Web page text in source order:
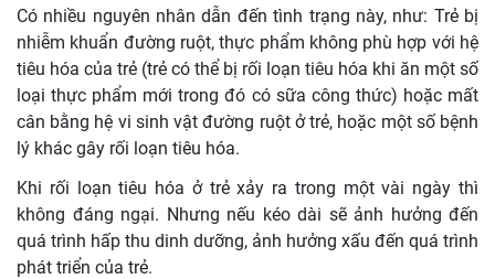
Có nhiều nguyên nhân dẫn đến tình trạng này, như: Trẻ bị
nhiễm khuẩn đường ruột, thực phẩm không phù hợp với hệ
tiêu hóa của trẻ (trẻ có thể bị rối loạn tiêu hóa khi ăn một số
loại thực phẩm mới trong đó có sữa công thức) hoặc mất
cân bằng hệ vi sinh vật đường ruột ở trẻ, hoặc một số bệnh
lý khác gây rối loạn tiêu hóa.
Khi rối loạn tiêu hóa ở trẻ xảy ra trong một vài ngày thì
không đáng ngại. Nhưng nếu kéo dài sẽ ảnh hưởng đến
quá trình hấp thu dinh dưỡng, ảnh hưởng xấu đến quá trình
phát triển của trẻ.